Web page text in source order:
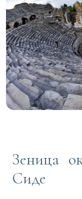
Зеница
Сиде